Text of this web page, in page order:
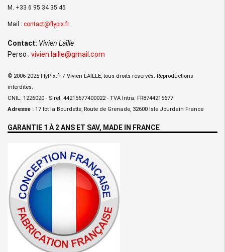
M. +33 6 95 34 35 45
Mail : contact@flypix.fr
Contact: Vivien Laïlle
Perso : vivien.laille@gmail.com
© 2006-2025 FlyPix.fr / Vivien LAÏLLE, tous droits réservés. Reproductions
interdites.
CNIL: 1226020 - Siret: 44215677400022 - TVA Intra: FR8744215677
Adresse : 17 lot la Bourdette, Route de Grenade, 32600 Isle Jourdain France
GARANTIE 1 À 2 ANS ET SAV, MADE IN FRANCE